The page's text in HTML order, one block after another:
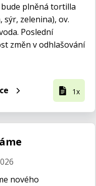
plněná tortilla
sýr, zelenina), ov.
Poslední
změn v odhlašování
1x
nového